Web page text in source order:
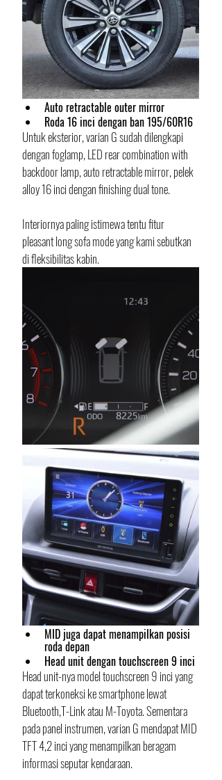
Auto retractable outer mirror
Roda 16 inci dengan ban 195/60R16
Untuk eksterior, varian G sudah dilengkapi
dengan foglamp, LED rear combination with
backdoor lamp, auto retractable mirror, pelek
alloy 16 inci dengan finishing dual tone.
Interiornya paling istimewa tentu fitur
pleasant long sofa mode yang kami sebutkan
di fleksibilitas kabin.
MID juga dapat menampilkan posisi
roda depan
Head unit dengan touchscreen 9 inci
Head unit-nya model touchscreen 9 inci yang
dapat terkoneksi ke smartphone lewat
Bluetooth,T-Link atau M-Toyota. Sementara
pada panel instrumen, varian G mendapat MID
TFT 4,2 inci yang menampilkan beragam
informasi seputar kendaraan.